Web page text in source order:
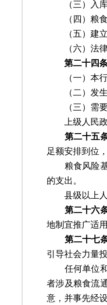
（三）入库
（四）粮食
（五）建立
（六）法律
第二十四
（一）本行
（二）发生
（三）需要
上级人民政
第二十五
足额安排到位
粮食风险基
的支出。
县级以上人
第二十六
地制宜推广适
第二十七
引导社会力量
任何单位和
者涉及粮食流
意，并事先经